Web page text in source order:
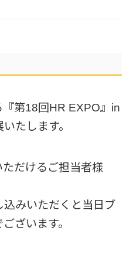
第18回HR EXPO』in
たします。
だけるご担当者様
込みいただくと当日ブ
ざいます。